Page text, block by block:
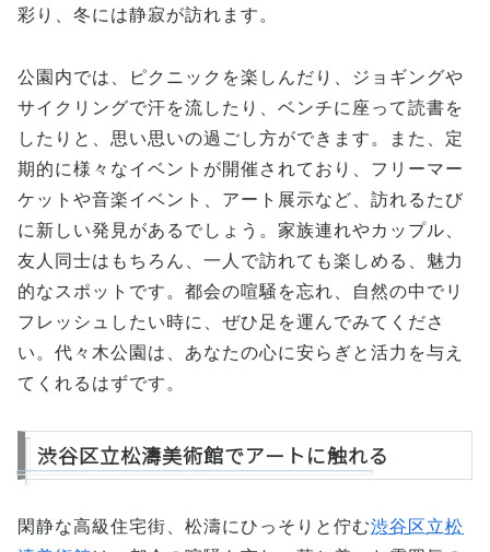
彩り、冬には静寂が訪れます。
公園内では、ピクニックを楽しんだり、ジョギングや
サイクリングで汗を流したり、ベンチに座って読書を
したりと、思い思いの過ごし方ができます。また、定
期的に様々なイベントが開催されており、フリーマー
ケットや音楽イベント、アート展示など、訪れるたび
に新しい発見があるでしょう。家族連れやカップル、
友人同士はもちろん、一人で訪れても楽しめる、魅力
的なスポットです。都会の喧騒を忘れ、自然の中でリ
フレッシュしたい時に、ぜひ足を運んでみてくださ
い。代々木公園は、あなたの心に安らぎと活力を与え
てくれるはずです。
渋谷区立松濤美術館でアートに触れる
閑静な高級住宅街、松濤にひっそりと佇む渋谷区立松